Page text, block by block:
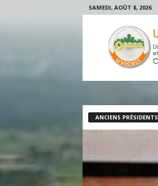
SAMEDI, AOÛT 8, 2026
ANCIENS PRÉSIDENTS